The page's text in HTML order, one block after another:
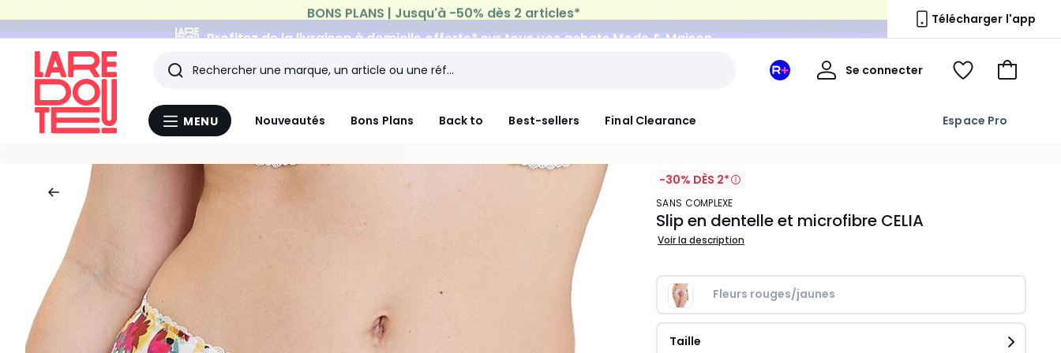
Profitez de la livraison à domicile offerte*sur tous vos achats Mode & Maison Télécharger l'app
Menu
MENU Nouveautés Bons Plans Back to Best-sellers Final Clearance Espace Pro
Rechercher
Les
derniers
articles
consultés
Mon
Se connecter
Mon
Voir
Aller
-30% DÈS 2*
SANS COMPLEXE
Slip en dentelle et microfibre CELIA
Voir la description
Fleurs rouges/jaunes
Taille